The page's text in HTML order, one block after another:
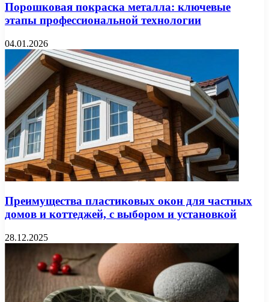
Порошковая покраска металла: ключевые
этапы профессиональной технологии
04.01.2026
Преимущества пластиковых окон для частных
домов и коттеджей, с выбором и установкой
28.12.2025